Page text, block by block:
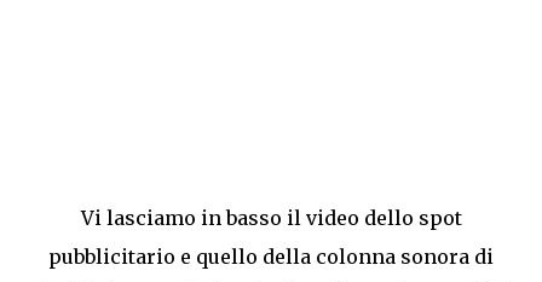
Vi lasciamo in basso il video dello spot
pubblicitario e quello della colonna sonora di